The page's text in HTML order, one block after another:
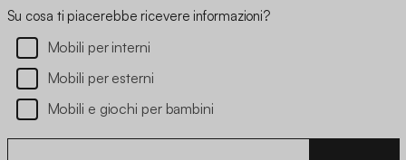
Su cosa ti piacerebbe ricevere informazioni?
Mobili per interni
Mobili per esterni
Mobili e giochi per bambini